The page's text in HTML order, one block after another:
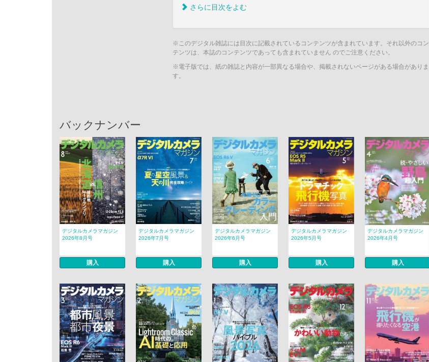
さらに目次をよむ
※このデジタル雑誌には目次に記載されているコンテンツが含まれています。それ以外のコン
テンツは、本誌のコンテンツであっても含まれていません のでご注意ください。
※電子版では、紙の雑誌と内容が一部異なる場合や、掲載されないページがある場合がありま
す。
バックナンバー
デジタルカメラマガジン
2026年8月号
購入
デジタルカメラマガジン
2026年7月号
購入
デジタルカメラマガジン
2026年6月号
購入
デジタルカメラマガジン
2026年5月号
購入
デジタルカメラマガジン
2026年4月号
購入